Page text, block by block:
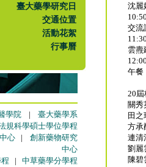
臺大藥學研究日
交通位置
活動花絮
行事曆
學院 | 臺大藥學系
規科學碩士學位學程
心 | 創新藥物研究
中心
| 中草藥學分學程
沈麗
交流
雲燾
午餐
20屆
關秀
田
方承
連清
劉麗
陳碧